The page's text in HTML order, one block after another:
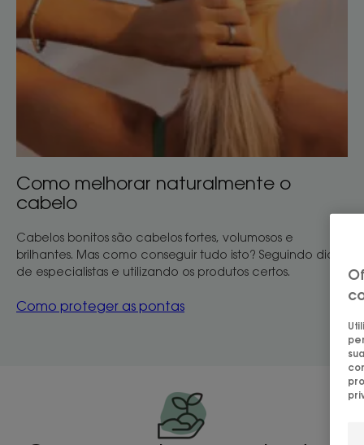
Como melhorar naturalmente o
cabelo
Cabelos bonitos são cabelos fortes, volumosos e
brilhantes. Mas como conseguir tudo isto? Seguindo dicas
de especialistas e utilizando os produtos certos.
Como proteger as pontas